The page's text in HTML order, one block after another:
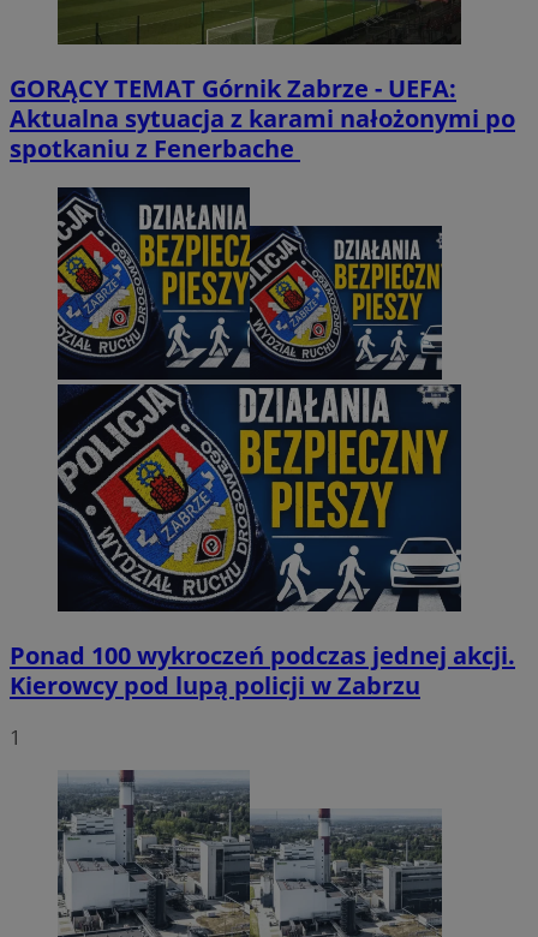
GORĄCY TEMAT Górnik Zabrze - UEFA:
Aktualna sytuacja z karami nałożonymi po
spotkaniu z Fenerbache
Ponad 100 wykroczeń podczas jednej akcji.
Kierowcy pod lupą policji w Zabrzu
1